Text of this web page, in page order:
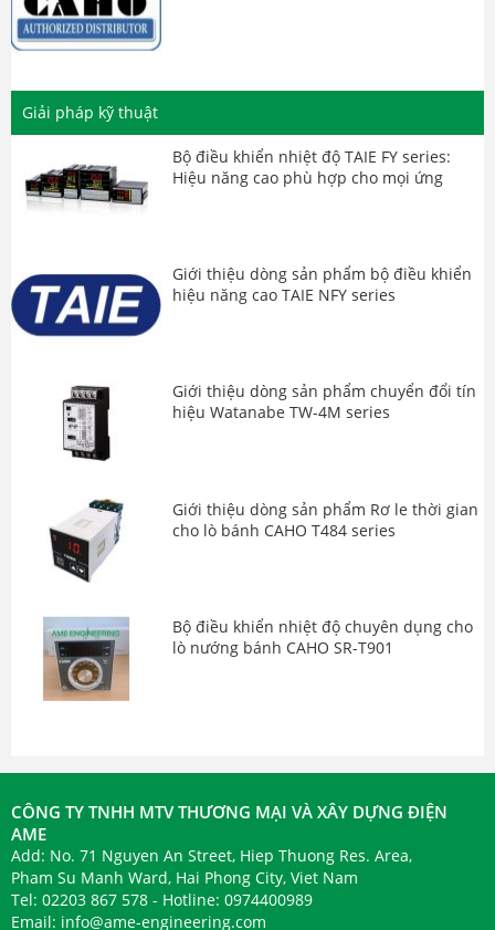
Giải pháp kỹ thuật
Bộ điều khiển nhiệt độ TAIE FY series:
Hiệu năng cao phù hợp cho mọi ứng
Giới thiệu dòng sản phẩm bộ điều khiển
hiệu năng cao TAIE NFY series
Giới thiệu dòng sản phẩm chuyển đổi tín
hiệu Watanabe TW-4M series
Giới thiệu dòng sản phẩm Rơ le thời gian
cho lò bánh CAHO T484 series
Bộ điều khiển nhiệt độ chuyên dụng cho
lò nướng bánh CAHO SR-T901
CÔNG TY TNHH MTV THƯƠNG MẠI VÀ XÂY DỰNG ĐIỆN
AME
Add: No. 71 Nguyen An Street, Hiep Thuong Res. Area,
Pham Su Manh Ward, Hai Phong City, Viet Nam
Tel: 02203 867 578 - Hotline: 0974400989
Email: info@ame-engineering.com